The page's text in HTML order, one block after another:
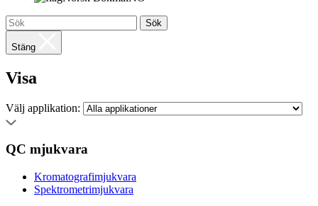
Sök
Stäng
Visa
Välj applikation:
QC mjukvara
Kromatografimjukvara
Spektrometrimjukvara